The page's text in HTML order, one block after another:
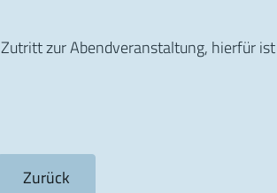
zur Abendveranstaltung, hierfür
Zurück